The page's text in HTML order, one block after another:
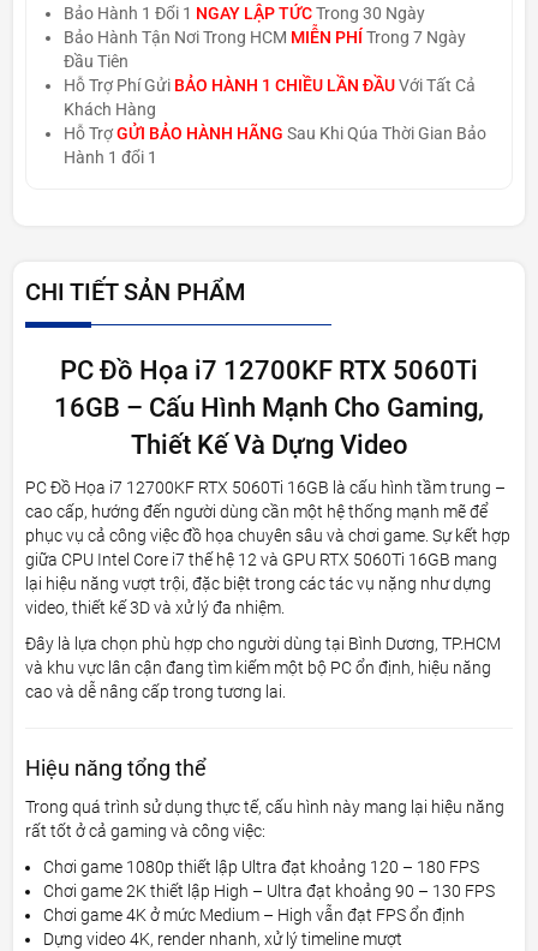
Bảo Hành 1 Đổi 1 NGAY LẬP TỨCTrong 30 Ngày
Bảo Hành Tận Nơi Trong HCM MIỄN PHÍ Trong 7 Ngày
Đầu Tiên
Hỗ Trợ Phí Gửi BẢO HÀNH 1 CHIỀU LẦN ĐẦU Với Tất Cả
Khách Hàng
Hỗ TrợGỬI BẢO HÀNH HÃNG Sau Khi Qúa Thời Gian Bảo
Hành 1 đổi 1
CHI TIẾT SẢN PHẨM
PC Đồ Họa i7 12700KF RTX 5060Ti
16GB – Cấu Hình Mạnh Cho Gaming,
Thiết Kế Và Dựng Video
PC Đồ Họa i7 12700KF RTX 5060Ti 16GB là cấu hình tầm trung –
cao cấp, hướng đến người dùng cần một hệ thống mạnh mẽ để
phục vụ cả công việc đồ họa chuyên sâu và chơi game. Sự kết hợp
giữa CPU Intel Core i7 thế hệ 12 và GPU RTX 5060Ti 16GB mang
lại hiệu năng vượt trội, đặc biệt trong các tác vụ nặng như dựng
video, thiết kế 3D và xử lý đa nhiệm.
Đây là lựa chọn phù hợp cho người dùng tại Bình Dương, TP.HCM
và khu vực lân cận đang tìm kiếm một bộ PC ổn định, hiệu năng
cao và dễ nâng cấp trong tương lai.
Hiệu năng tổng thể
Trong quá trình sử dụng thực tế, cấu hình này mang lại hiệu năng
rất tốt ở cả gaming và công việc:
Chơi game 1080p thiết lập Ultra đạt khoảng 120 – 180 FPS
Chơi game 2K thiết lập High – Ultra đạt khoảng 90 – 130 FPS
Chơi game 4K ở mức Medium – High vẫn đạt FPS ổn định
Dựng video 4K, render nhanh, xử lý timeline mượt